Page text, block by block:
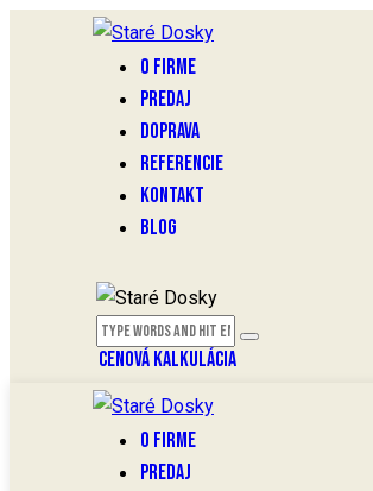
O FIRME
PREDAJ
DOPRAVA
REFERENCIE
KONTAKT
BLOG
CENOVÁ KALKULÁCIA
O FIRME
PREDAJ